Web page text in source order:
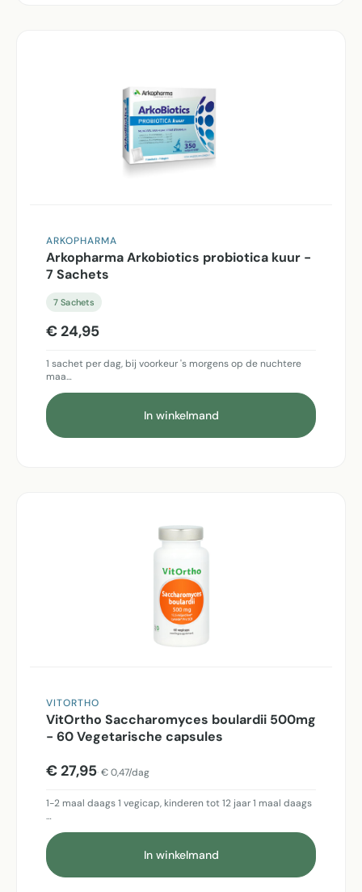
ARKOPHARMA
Arkopharma Arkobiotics probiotica kuur -
7 Sachets
7 Sachets
€ 24,95
1 sachet per dag, bij voorkeur 's morgens op de nuchtere
maa…
In winkelmand
VITORTHO
VitOrtho Saccharomyces boulardii 500mg
- 60 Vegetarische capsules
€ 27,95 € 0,47/dag
1-2 maal daags 1 vegicap, kinderen tot 12 jaar 1 maal daags
…
In winkelmand